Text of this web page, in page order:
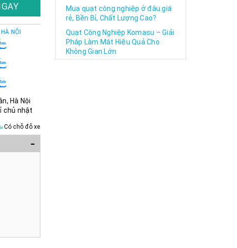
NỘI
Hà Nội
chủ nhật
Có chỗ đỗ xe
-
Mua quạt công nghiệp ở đâu giá
rẻ, Bền Bỉ, Chất Lượng Cao?
Quạt Công Nghiệp Komasu – Giải
Pháp Làm Mát Hiệu Quả Cho
Không Gian Lớn